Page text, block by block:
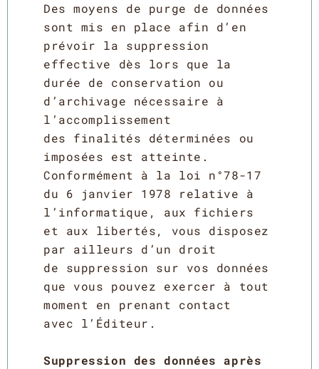
Des moyens de purge de données
sont mis en place afin d’en
prévoir la suppression
effective dès lors que la
durée de conservation ou
d’archivage nécessaire à
l’accomplissement
des finalités déterminées ou
imposées est atteinte.
Conformément à la loi n°78-17
du 6 janvier 1978 relative à
l’informatique, aux fichiers
et aux libertés, vous disposez
par ailleurs d’un droit
de suppression sur vos données
que vous pouvez exercer à tout
moment en prenant contact
avec l’Éditeur.
Suppression des données après